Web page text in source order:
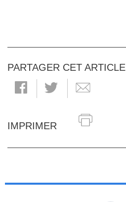
PARTAGER CET ARTICLE
IMPRIMER